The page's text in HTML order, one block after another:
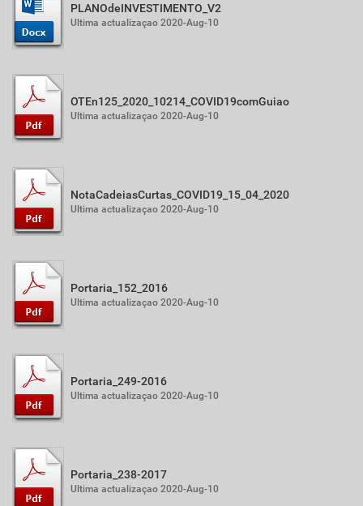
PLANOdeINVESTIMENTO_V2
Ultima actualizaçao 2020-Aug-10
OTEn125_2020_10214_COVID19comGuiao
Ultima actualizaçao 2020-Aug-10
NotaCadeiasCurtas_COVID19_15_04_2020
Ultima actualizaçao 2020-Aug-10
Portaria_152_2016
Ultima actualizaçao 2020-Aug-10
Portaria_249-2016
Ultima actualizaçao 2020-Aug-10
Portaria_238-2017
Ultima actualizaçao 2020-Aug-10